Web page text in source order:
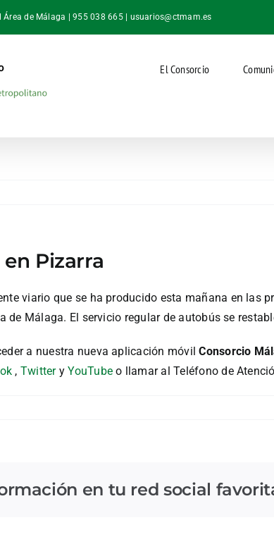
de Málaga | 955 038 665 | usuarios@ctmam.es
El Consorcio
Pizarra
viario que se ha producido esta mañana en las
de Málaga. El servicio regular de autobús se
a nuestra nueva aplicación móvilConsorcio
, TwitteryYouTube o llamar al Teléfono de
en tu red social